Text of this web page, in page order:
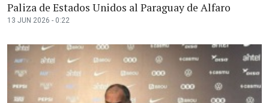
Paliza de Estados Unidos al Paraguay de Alfaro
13 JUN 2026 - 0:22